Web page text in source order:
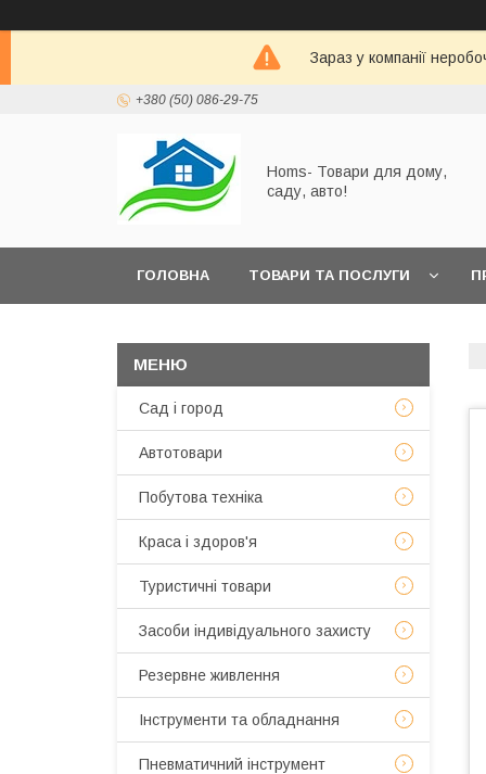
Зараз у компанії
+380 (50) 086-29-75
Homs- Товари для дому,
саду, авто!
ГОЛОВНА ТОВАРИ ТА ПОСЛУГИ
Сад і город
Автотовари
Побутова техніка
Краса і здоров'я
Туристичні товари
Засоби індивідуального захисту
Резервне живлення
Інструменти та обладнання
Пневматичний інструмент